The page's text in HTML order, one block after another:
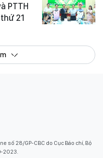
PTTH
21
số 28/GP-CBC do Cục Báo chí, Bộ
2023.